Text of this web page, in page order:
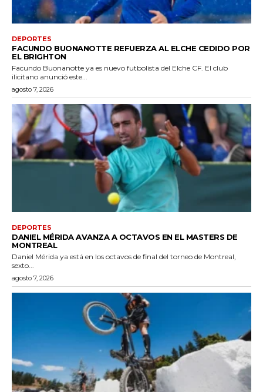
DEPORTES
FACUNDO BUONANOTTE REFUERZA AL ELCHE CEDIDO POR
EL BRIGHTON
Facundo Buonanotte ya es nuevo futbolista del Elche CF. El club
ilicitano anunció este...
agosto 7, 2026
DEPORTES
DANIEL MÉRIDA AVANZA A OCTAVOS EN EL MASTERS DE
MONTREAL
Daniel Mérida ya está en los octavos de final del torneo de Montreal,
sexto...
agosto 7, 2026